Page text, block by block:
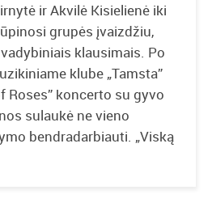
ir Akvilė Kisielienė iki
grupės įvaizdžiu,
klausimais. Po
klube „Tamsta”
Roses” koncerto su gyvo
sulaukė ne vieno
bendradarbiauti. „Viską